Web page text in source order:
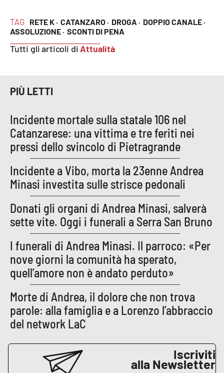
Catanzaro
Vibo Valentia
Cosenza
SPECIALI
Buona Sanità Calabria
LA
CALABRIAVISIONE
Destinazioni
Eventi
TAG RETE K · CATANZARO · DROGA · DOPPIO CANALE ·
ASSOLUZIONE · SCONTI DI PENA
Tutti gli articoli di Attualità
PIÙ LETTI
Incidente mortale sulla statale 106 nel
Catanzarese: una vittima e tre feriti nei
pressi dello svincolo di Pietragrande
Incidente a Vibo, morta la 23enne Andrea
Minasi investita sulle strisce pedonali
Donati gli organi di Andrea Minasi, salverà
sette vite. Oggi i funerali a Serra San Bruno
I funerali di Andrea Minasi. Il parroco: «Per
nove giorni la comunità ha sperato,
quell’amore non è andato perduto»
Morte di Andrea, il dolore che non trova
parole: alla famiglia e a Lorenzo l’abbraccio
del network LaC
Iscriviti
alla Newsletter